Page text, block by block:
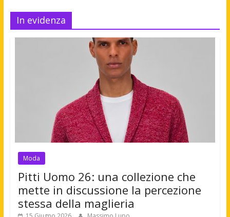
In evidenza
Moda
Pitti Uomo 26: una collezione che
mette in discussione la percezione
stessa della maglieria